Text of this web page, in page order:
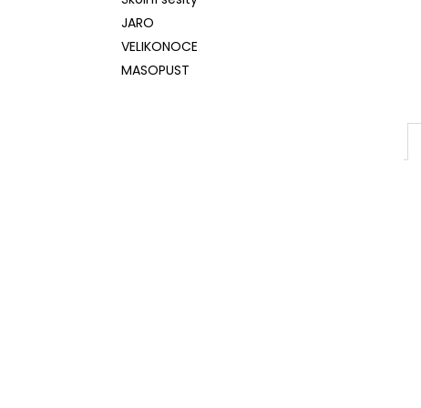
JARO
VELIKONOCE
MASOPUST